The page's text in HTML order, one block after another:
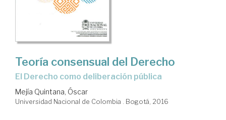
Teoría consensual del Derecho
el Derecho como deliberación pública
Mejía Quintana, Óscar
Universidad Nacional de Colombia . Bogotá, 2016